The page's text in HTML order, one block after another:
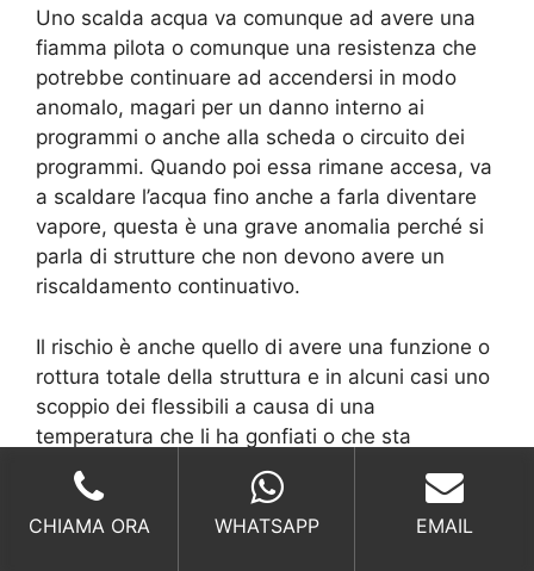
Uno scalda acqua va comunque ad avere una
fiamma pilota o comunque una resistenza che
potrebbe continuare ad accendersi in modo
anomalo, magari per un danno interno ai
programmi o anche alla scheda o circuito dei
programmi. Quando poi essa rimane accesa, va
a scaldare l’acqua fino anche a farla diventare
vapore, questa è una grave anomalia perché si
parla di strutture che non devono avere un
riscaldamento continuativo.
Il rischio è anche quello di avere una funzione o
rottura totale della struttura e in alcuni casi uno
scoppio dei flessibili a causa di una
temperatura che li ha gonfiati o che sta
alterando la pressione interna.
La valvola di sicurezza si attiva proprio per
CHIAMA ORA WHATSAPP EMAIL